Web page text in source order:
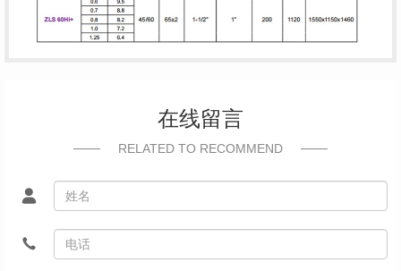
在线留言
RELATED TO RECOMMEND